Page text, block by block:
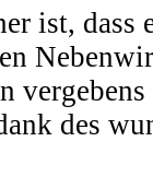
ist, dass
des